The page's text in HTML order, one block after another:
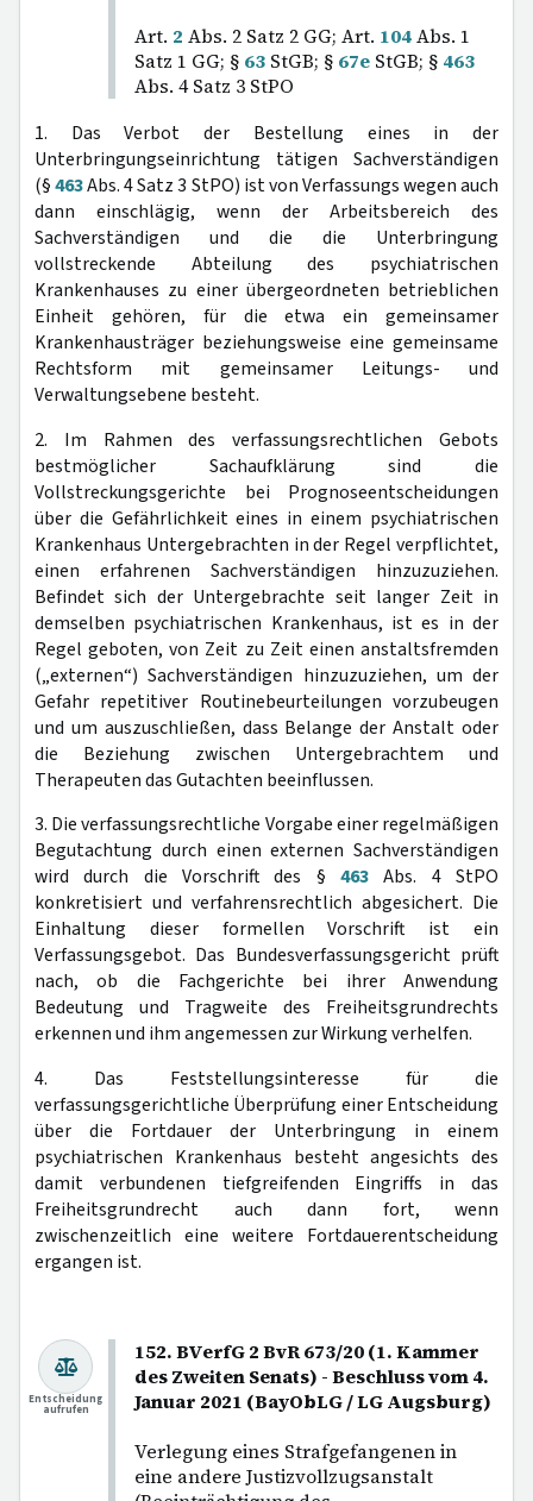
Art. 2 Abs. 2 Satz 2 GG; Art. 104Abs. 1
Satz 1 GG; § 63 StGB; § 67e StGB; § 463
Abs. 4 Satz 3 StPO
1. Das Verbot der Bestellung eines in der
Unterbringungseinrichtung tätigen Sachverständigen
(§463Abs. 4 Satz 3 StPO) ist von Verfassungs wegen auch
dann einschlägig, wenn der Arbeitsbereich des
Sachverständigen und die die Unterbringung
vollstreckende Abteilung des psychiatrischen
Krankenhauses zu einer übergeordneten betrieblichen
Einheit gehören, für die etwa ein gemeinsamer
Krankenhausträger beziehungsweise eine gemeinsame
Rechtsform mit gemeinsamer Leitungs- und
Verwaltungsebene besteht.
2. Im Rahmen des verfassungsrechtlichen Gebots
bestmöglicher Sachaufklärung sind die
Vollstreckungsgerichte bei Prognoseentscheidungen
über die Gefährlichkeit eines in einem psychiatrischen
Krankenhaus Untergebrachten in der Regel verpflichtet,
einen erfahrenen Sachverständigen hinzuzuziehen.
Befindet sich der Untergebrachte seit langer Zeit in
demselben psychiatrischen Krankenhaus, ist es in der
Regel geboten, von Zeit zu Zeit einen anstaltsfremden
(„externen“) Sachverständigen hinzuzuziehen, um der
Gefahr repetitiver Routinebeurteilungen vorzubeugen
und um auszuschließen, dass Belange der Anstalt oder
die Beziehung zwischen Untergebrachtem und
Therapeuten das Gutachten beeinflussen.
3. Die verfassungsrechtliche Vorgabe einer regelmäßigen
Begutachtung durch einen externen Sachverständigen
wird durch die Vorschrift des § 463 Abs. 4 StPO
konkretisiert und verfahrensrechtlich abgesichert. Die
Einhaltung dieser formellen Vorschrift ist ein
Verfassungsgebot. Das Bundesverfassungsgericht prüft
nach, ob die Fachgerichte bei ihrer Anwendung
Bedeutung und Tragweite des Freiheitsgrundrechts
erkennen und ihm angemessen zur Wirkung verhelfen.
4. Das Feststellungsinteresse für die
verfassungsgerichtliche Überprüfung einer Entscheidung
über die Fortdauer der Unterbringung in einem
psychiatrischen Krankenhaus besteht angesichts des
damit verbundenen tiefgreifenden Eingriffs in das
Freiheitsgrundrecht auch dann fort, wenn
zwischenzeitlich eine weitere Fortdauerentscheidung
ergangen ist.
152. BVerfG 2 BvR 673/20 (1. Kammer
des Zweiten Senats) - Beschluss vom 4.
Januar 2021 (BayObLG / LG Augsburg)
Verlegung eines Strafgefangenen in
eine andere Justizvollzugsanstalt
Entscheidung
aufrufen